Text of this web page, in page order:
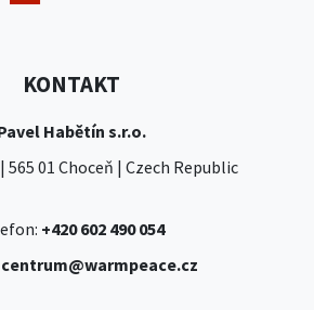
KONTAKT
Habětín s.r.o.
565 01 Choceň | Czech Republic
+420 602 490 054
centrum@warmpeace.cz